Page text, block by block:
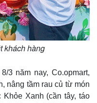
khách hàng
3 năm nay, Co.opmart,
nâng tầm rau củ từ món
Xanh (cần tây, táo